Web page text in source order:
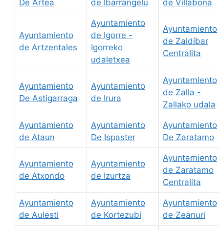
De Artea de Ibarrangelu de Villabona
Ayuntamiento
de Artzentales
Ayuntamiento
de Igorre -
Igorreko
udaletxea
Ayuntamiento
de Zaldíbar
Centralita
Ayuntamiento
De Astigarraga
Ayuntamiento
de Irura
Ayuntamiento
de Zalla -
Zallako udala
Ayuntamiento
de Ataun
Ayuntamiento
De Ispaster
Ayuntamiento
De Zaratamo
Ayuntamiento
de Atxondo
Ayuntamiento
de Izurtza
Ayuntamiento
de Zaratamo
Centralita
Ayuntamiento
de Aulesti
Ayuntamiento
de Kortezubi
Ayuntamiento
de Zeanuri